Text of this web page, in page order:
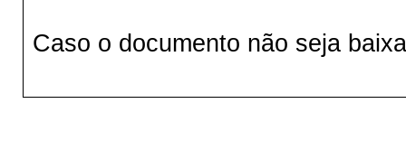
Caso o documento não seja